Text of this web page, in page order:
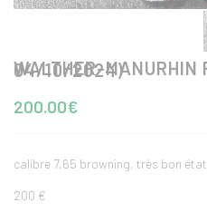
WALTHER-MANURHIN PPK (VENDUE LE 04/10/2024)
200.00€
calibre 7,65 browning, très bon état
200 €